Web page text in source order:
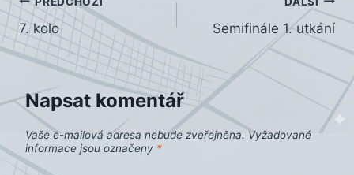
Navigace
pro
příspěvek
7. kolo Semifinále 1. utkání
Napsat komentář
Vaše e-mailová adresa nebude zveřejněna. Vyžadované
informace jsou označeny *